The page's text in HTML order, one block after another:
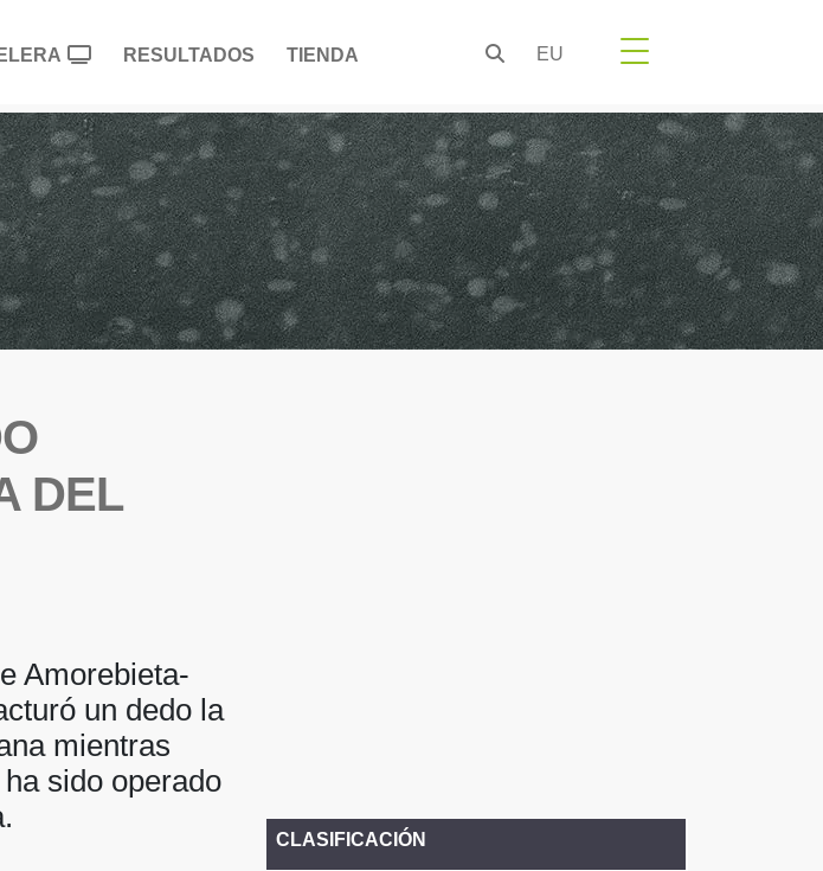
RESULTADOS TIENDA EU
DEL
Amorebieta-
un dedo la
mientras
sido operado
CLASIFICACIÓN